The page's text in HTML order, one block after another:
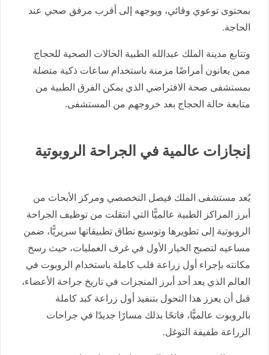
بمحتوى توعوي وقائي، ويوجهه إلى أقرب مرفق صحي عند
الحاجة.
وتتابع مدينة الملك عبدالله الطبية الحالات الصحية للحجاج
ممن يعانون أمراضًا مزمنة باستخدام ساعات ذكية متصلة
بمستشفى صحة الافتراضي الذي يمكن الفرق الطبية من
متابعة حالة الحجاج بعد خروجهم من المستشفى.
إنجازات عالمية في الجراحة الروبوتية
يُعد مستشفى الملك فيصل التخصصي ومركز الأبحاث من
أبرز المراكز الطبية عالميًّا التي انتقلت من توظيف الجراحة
الروبوتية إلى تطويرها وتوسيع نطاق تطبيقاتها سريريًّا، ضمن
مساعيه لتصبح الخيار الأول في غرف العمليات، حيث رسخ
مكانته بإجراء أول زراعة قلب كاملة باستخدام الروبوت في
العالم الذي يعد أحد أبرز المنجزات في تاريخ جراحة الأعضاء،
قبل أن يعزز هذا التحول بتنفيذ أول زراعة كبد كاملة
بالروبوت عالميًّا، فاتحًا بذلك مسارًا جديدًا في جراحات
الزراعة طفيفة التوغل.